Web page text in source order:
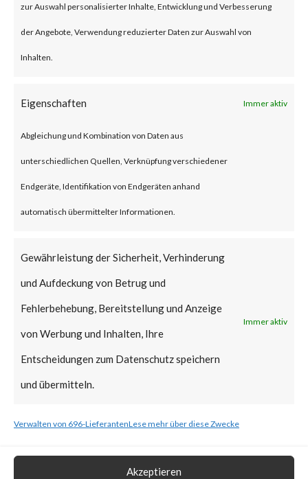
zur Auswahl personalisierter Inhalte, Entwicklung und Verbesserung
der Angebote, Verwendung reduzierter Daten zur Auswahl von
Inhalten.
Eigenschaften Immer aktiv
Abgleichung und Kombination von Daten aus
unterschiedlichen Quellen, Verknüpfung verschiedener
Endgeräte, Identifikation von Endgeräten anhand
automatisch übermittelter Informationen.
Gewährleistung der Sicherheit, Verhinderung
und Aufdeckung von Betrug und
Fehlerbehebung, Bereitstellung und Anzeige
von Werbung und Inhalten, Ihre
Entscheidungen zum Datenschutz speichern
und übermitteln.
Immer aktiv
Verwalten von 696-LieferantenLese mehr über diese Zwecke
Akzeptieren
This is significant because
WinRAR is widely used and CVE-
exploited as a 0-day in April
malware families have
reportedly been deployed.
FortiGuard Labs strongly
recommends all users of
What is the Vendor Solution?
The vendor has released
includes a fix for CVE-2023-
38831.